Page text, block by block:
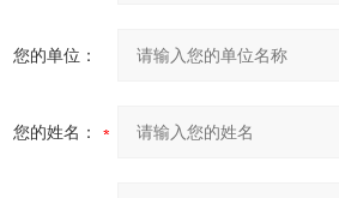
您的单位：
您的姓名：